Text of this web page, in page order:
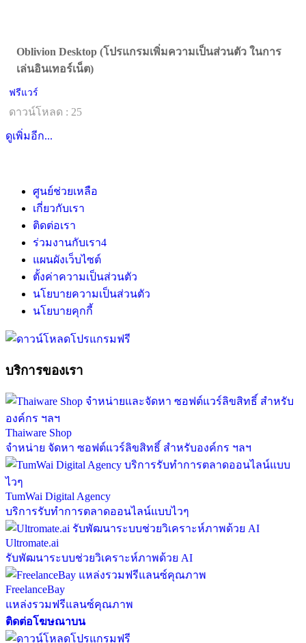
Oblivion Desktop (โปรแกรมเพิ่มความเป็นส่วนตัว ในการ
เล่นอินเทอร์เน็ต)
ฟรีแวร์
ดาวน์โหลด : 25
ดูเพิ่มอีก...
ศูนย์ช่วยเหลือ
เกี่ยวกับเรา
ติดต่อเรา
ร่วมงานกับเรา4
แผนผังเว็บไซต์
ตั้งค่าความเป็นส่วนตัว
นโยบายความเป็นส่วนตัว
นโยบายคุกกี้
บริการของเรา
Thaiware Shop
จำหน่าย จัดหา ซอฟต์แวร์ลิขสิทธิ์ สำหรับองค์กร ฯลฯ
TumWai Digital Agency
บริการรับทำการตลาดออนไลน์แบบไวๆ
Ultromate.ai
รับพัฒนาระบบช่วยวิเคราะห์ภาพด้วย AI
FreelanceBay
แหล่งรวมฟรีแลนซ์คุณภาพ
ติดต่อโฆษณาบน